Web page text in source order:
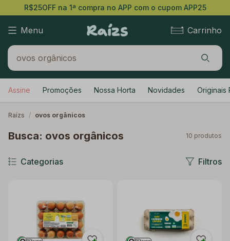
R$25OFF na 1ª compra no APP com o cupom APP25
Menu Carrinho
Assine Promoções Nossa Horta Novidades Originais
Raízs / ovos orgânicos
Busca: ovos orgânicos 10 produtos
Categorias Filtros